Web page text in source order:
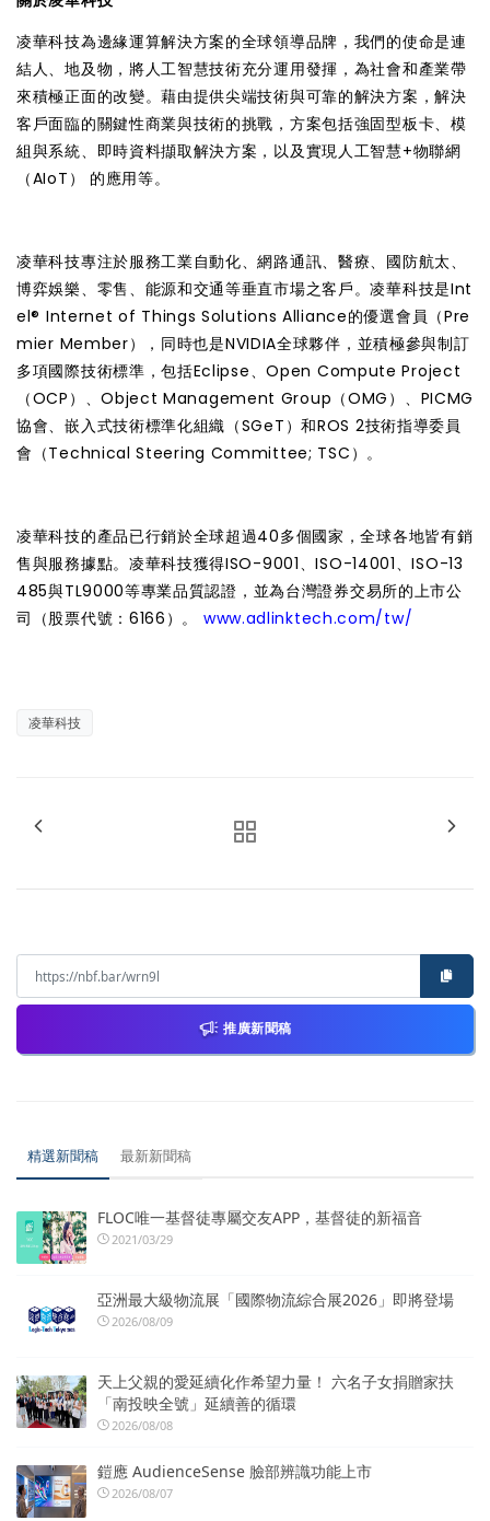
凌華科技為邊緣運算解決方案的全球領導品牌，我們的使命是連
結人、地及物，將人工智慧技術充分運用發揮，為社會和產業帶
來積極正面的改變。藉由提供尖端技術與可靠的解決方案，解決
客戶面臨的關鍵性商業與技術的挑戰，方案包括強固型板卡、模
組與系統、即時資料擷取解決方案，以及實現人工智慧+物聯網
（AIoT） 的應用等。
凌華科技專注於服務工業自動化、網路通訊、醫療、國防航太、
博弈娛樂、零售、能源和交通等垂直市場之客戶。凌華科技是Int
el® Internet of Things Solutions Alliance的優選會員（Pre
mier Member），同時也是NVIDIA全球夥伴，並積極參與制訂
多項國際技術標準，包括Eclipse、Open Compute Project
（OCP）、Object Management Group（OMG）、PICMG
協會、嵌入式技術標準化組織（SGeT）和ROS 2技術指導委員
會（Technical Steering Committee; TSC）。
凌華科技的產品已行銷於全球超過40多個國家，全球各地皆有銷
售與服務據點。凌華科技獲得ISO-9001、ISO-14001、ISO-13
485與TL9000等專業品質認證，並為台灣證券交易所的上市公
司（股票代號：6166）。
www.adlinktech.com/tw/
凌華科技
推廣新聞稿
精選新聞稿 最新新聞稿
FLOC唯一基督徒專屬交友APP，基督徒的新福音
2021/03/29
亞洲最大級物流展「國際物流綜合展2026」即將登場
2026/08/09
天上父親的愛延續化作希望力量！ 六名子女捐贈家扶
「南投映全號」延續善的循環
2026/08/08
鎧應 AudienceSense 臉部辨識功能上市
2026/08/07